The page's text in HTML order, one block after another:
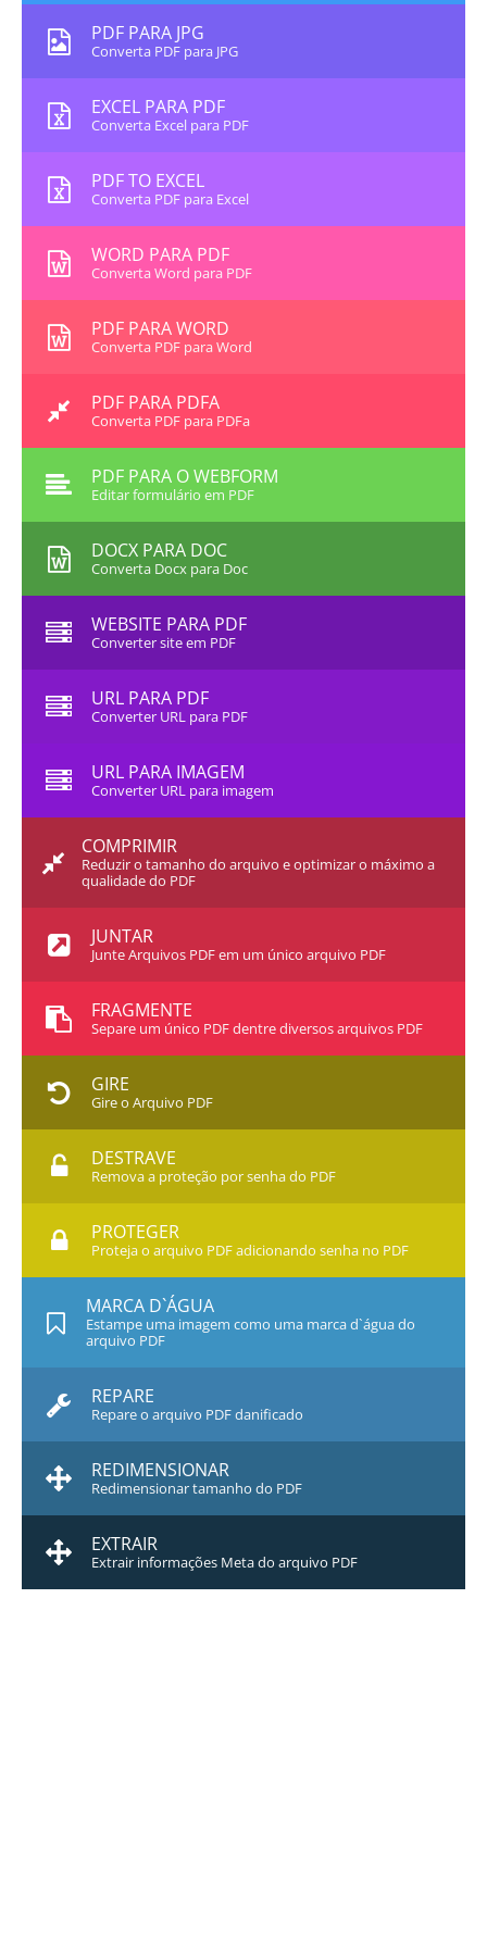
PDF PARA JPG
Converta PDF para JPG
EXCEL PARA PDF
Converta Excel para PDF
PDF TO EXCEL
Converta PDF para Excel
WORD PARA PDF
Converta Word para PDF
PDF PARA WORD
Converta PDF para Word
PDF PARA PDFA
Converta PDF para PDFa
PDF PARA O WEBFORM
Editar formulário em PDF
DOCX PARA DOC
Converta Docx para Doc
WEBSITE PARA PDF
Converter site em PDF
URL PARA PDF
Converter URL para PDF
URL PARA IMAGEM
Converter URL para imagem
COMPRIMIR
Reduzir o tamanho do arquivo e optimizar o máximo a
qualidade do PDF
JUNTAR
Junte Arquivos PDF em um único arquivo PDF
FRAGMENTE
Separe um único PDF dentre diversos arquivos PDF
GIRE
Gire o Arquivo PDF
DESTRAVE
Remova a proteção por senha do PDF
PROTEGER
Proteja o arquivo PDF adicionando senha no PDF
MARCA D`ÁGUA
Estampe uma imagem como uma marca d`água do
arquivo PDF
REPARE
Repare o arquivo PDF danificado
REDIMENSIONAR
Redimensionar tamanho do PDF
EXTRAIR
Extrair informações Meta do arquivo PDF